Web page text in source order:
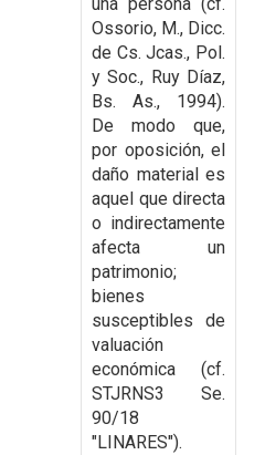
Ossorio, M., Dicc.
de Cs. Jcas., Pol.
y Soc., Ruy Díaz,
Bs. As., 1994).
De modo que,
por oposición, el
daño material es
aquel que directa
o indirectamente
afecta un
patrimonio;
bienes
susceptibles de
valuación
económica (cf.
STJRNS3 Se.
90/18
"LINARES").